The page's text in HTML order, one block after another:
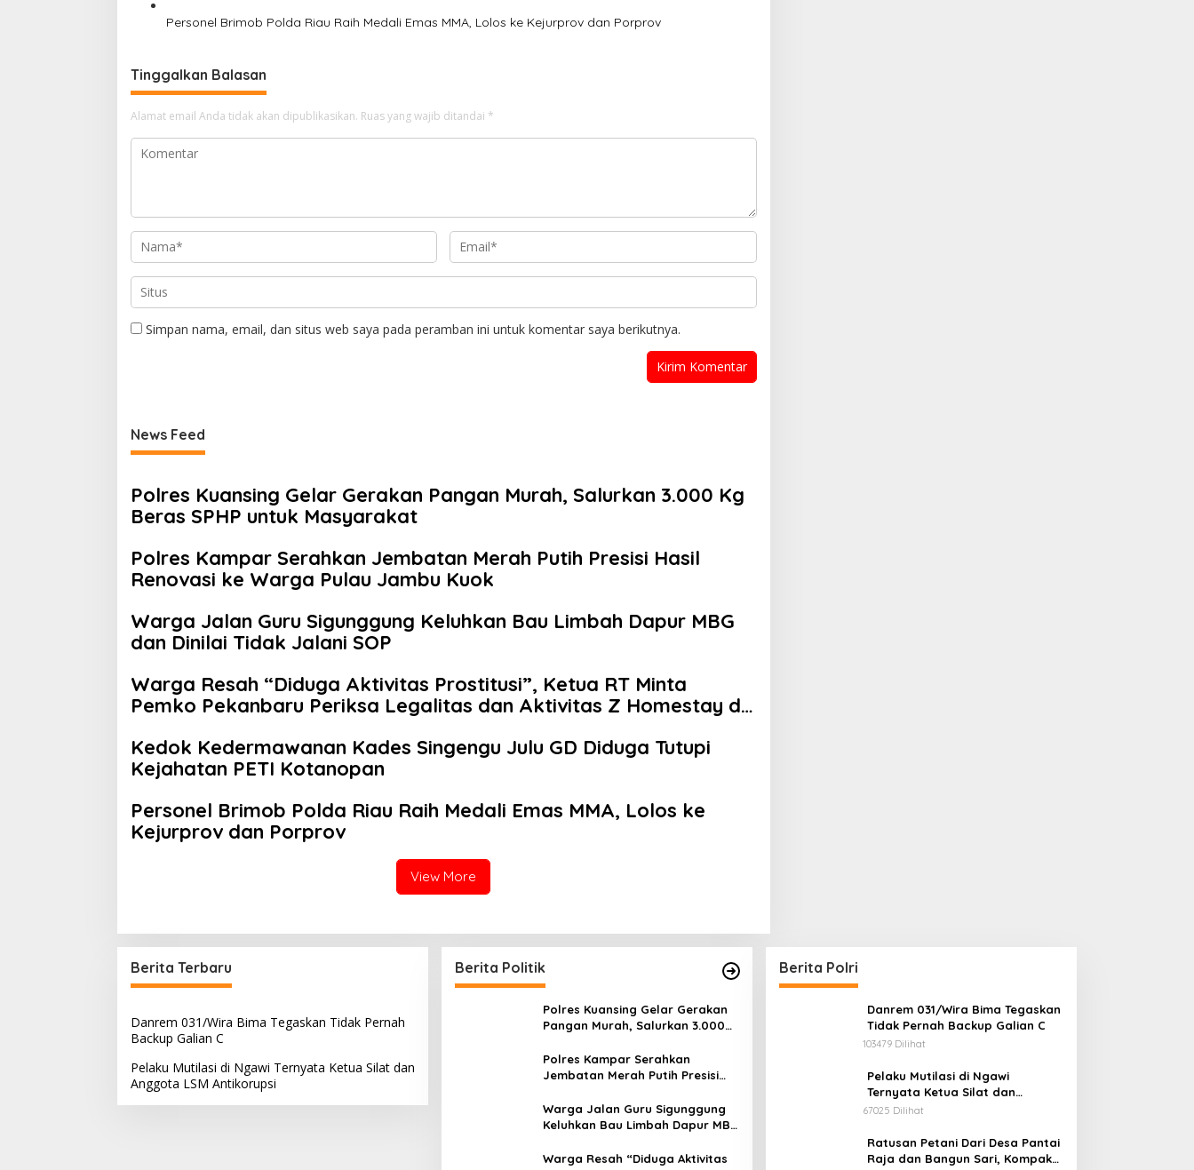
Personel Brimob Polda Riau Raih Medali Emas MMA, Lolos ke Kejurprov dan Porprov
Tinggalkan Balasan
Alamat email Anda tidak akan dipublikasikan. Ruas yang wajib ditandai *
Simpan nama, email, dan situs web saya pada peramban ini untuk komentar saya berikutnya.
News Feed
Polres Kuansing Gelar Gerakan Pangan Murah, Salurkan 3.000 Kg
Beras SPHP untuk Masyarakat
Polres Kampar Serahkan Jembatan Merah Putih Presisi Hasil
Renovasi ke Warga Pulau Jambu Kuok
Warga Jalan Guru Sigunggung Keluhkan Bau Limbah Dapur MBG
dan Dinilai Tidak Jalani SOP
Warga Resah “Diduga Aktivitas Prostitusi”, Ketua RT Minta
Pemko Pekanbaru Periksa Legalitas dan Aktivitas Z Homestay di
Kedok Kedermawanan Kades Singengu Julu GD Diduga Tutupi
Kejahatan PETI Kotanopan
Personel Brimob Polda Riau Raih Medali Emas MMA, Lolos ke
Kejurprov dan Porprov
View More
Berita Terbaru
Danrem 031/Wira Bima Tegaskan Tidak Pernah
Backup Galian C
Pelaku Mutilasi di Ngawi Ternyata Ketua Silat dan
Anggota LSM Antikorupsi
Berita Politik
Polres Kuansing Gelar Gerakan
Pangan Murah, Salurkan 3.000
Masyarakat
Polres Kampar Serahkan
Jembatan Merah Putih Presisi
Jambu Kuok
Warga Jalan Guru Sigunggung
Keluhkan Bau Limbah Dapur MBG
Warga Resah “Diduga Aktivitas
Berita Polri
Danrem 031/Wira Bima Tegaskan
Tidak Pernah Backup Galian C
103479 Dilihat
Pelaku Mutilasi di Ngawi
Ternyata Ketua Silat dan
Anggota LSM Antikorupsi
67025 Dilihat
Ratusan Petani Dari Desa Pantai
Raja dan Bangun Sari, Kompak